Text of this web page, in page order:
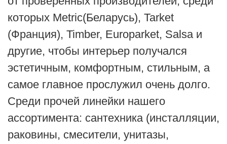
которых Metric(Беларусь), Tarket
(Франция), Timber, Europarket, Salsa и
другие, чтобы интерьер получался
эстетичным, комфортным, стильным, а
самое главное прослужил очень долго.
Среди прочей линейки нашего
ассортимента: сантехника (инсталляции,
раковины, смесители, унитазы,